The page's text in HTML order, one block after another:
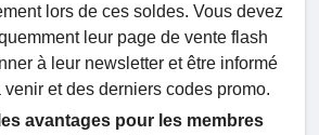
lors de ces soldes. Vous devez
leur page de vente flash
à leur newsletter et être informé
venir et des derniers codes promo.
avantages pour les membres